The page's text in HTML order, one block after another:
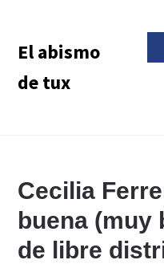
El abismo
de tux
Cecilia
buena (muy
de libre